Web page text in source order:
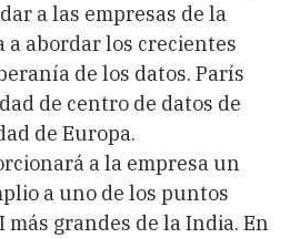
a las empresas de la
a abordar los crecientes
de los datos. París
de centro de datos de
de Europa.
a la empresa un
a uno de los puntos
más grandes de la India. En